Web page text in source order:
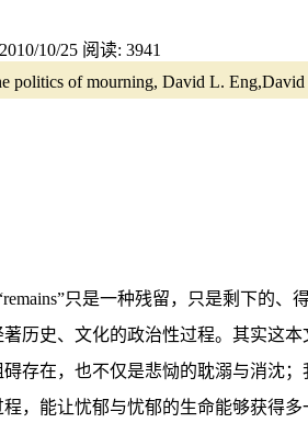
2010/10/25 阅读: 3941
of mourning, David L. Eng,David
只是一种残留，只是剩下的
历史、文化的政治性过程。其实这
存在，也不仅是悲恸的耽溺与消沈
，能让忧郁与忧郁的生命能够获得